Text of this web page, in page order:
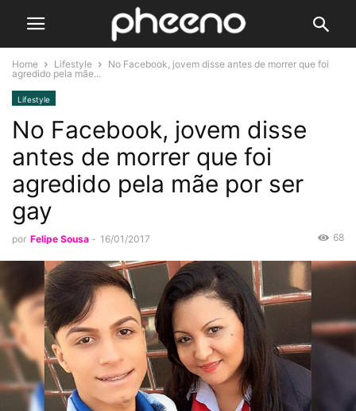
Home Lifestyle
No Facebook, jovem disse antes de morrer que foi
agredido pela mãe...
Lifestyle
No Facebook, jovem disse
antes de morrer que foi
agredido pela mãe por ser
gay
por Felipe Sousa - 16/01/2017 68